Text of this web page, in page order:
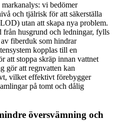
vi bedömer
och tjälrisk för att säkerställa
utan att skapa nya problem.
från husgrund och ledningar, fylls
fiberduk som hindrar
kopplas till en
att stoppa skräp innan vattnet
gör att regnvatten kan
vilket effektivt förebygger
på tomt och dålig
översvämning och